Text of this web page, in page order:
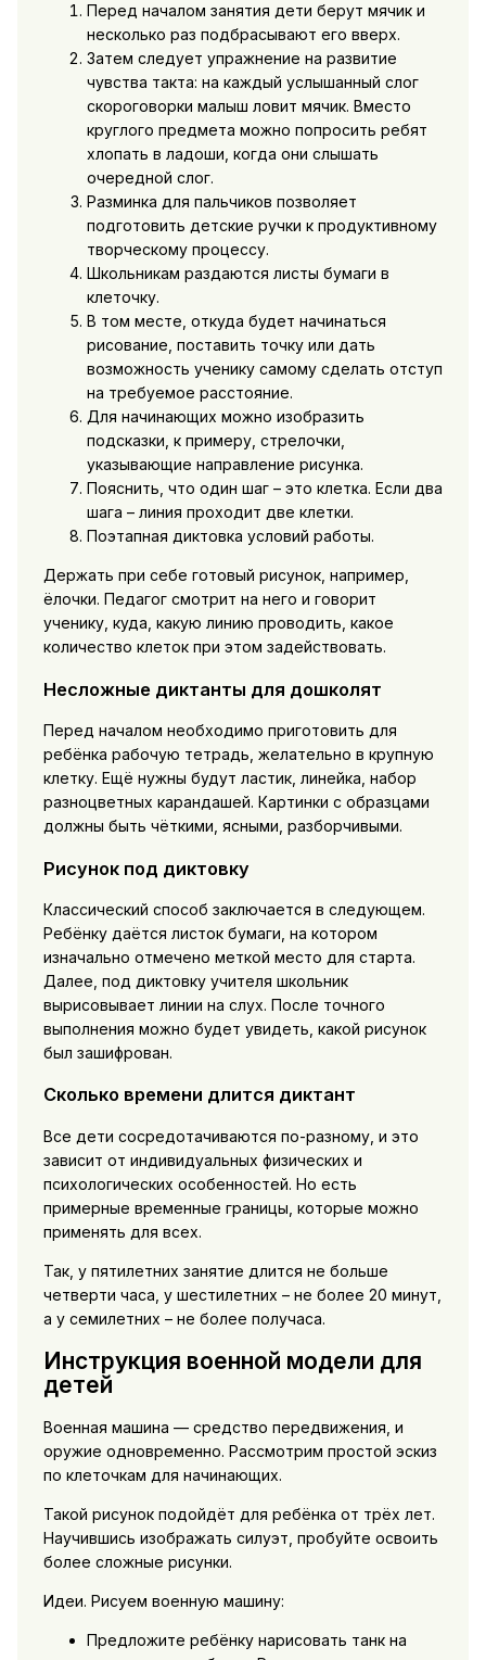
Перед началом занятия дети берут мячик и
несколько раз подбрасывают его вверх.
Затем следует упражнение на развитие
чувства такта: на каждый услышанный слог
скороговорки малыш ловит мячик. Вместо
круглого предмета можно попросить ребят
хлопать в ладоши, когда они слышать
очередной слог.
Разминка для пальчиков позволяет
подготовить детские ручки к продуктивному
творческому процессу.
Школьникам раздаются листы бумаги в
клеточку.
В том месте, откуда будет начинаться
рисование, поставить точку или дать
возможность ученику самому сделать отступ
на требуемое расстояние.
Для начинающих можно изобразить
подсказки, к примеру, стрелочки,
указывающие направление рисунка.
Пояснить, что один шаг – это клетка. Если два
шага – линия проходит две клетки.
Поэтапная диктовка условий работы.
Держать при себе готовый рисунок, например,
ёлочки. Педагог смотрит на него и говорит
ученику, куда, какую линию проводить, какое
количество клеток при этом задействовать.
Несложные диктанты для дошколят
Перед началом необходимо приготовить для
ребёнка рабочую тетрадь, желательно в крупную
клетку. Ещё нужны будут ластик, линейка, набор
разноцветных карандашей. Картинки с образцами
должны быть чёткими, ясными, разборчивыми.
Рисунок под диктовку
Классический способ заключается в следующем.
Ребёнку даётся листок бумаги, на котором
изначально отмечено меткой место для старта.
Далее, под диктовку учителя школьник
вырисовывает линии на слух. После точного
выполнения можно будет увидеть, какой рисунок
был зашифрован.
Сколько времени длится диктант
Все дети сосредотачиваются по-разному, и это
зависит от индивидуальных физических и
психологических особенностей. Но есть
примерные временные границы, которые можно
применять для всех.
Так, у пятилетних занятие длится не больше
четверти часа, у шестилетних – не более 20 минут,
а у семилетних – не более получаса.
Инструкция военной модели для
детей
Военная машина — средство передвижения, и
оружие одновременно. Рассмотрим простой эскиз
по клеточкам для начинающих.
Такой рисунок подойдёт для ребёнка от трёх лет.
Научившись изображать силуэт, пробуйте освоить
более сложные рисунки.
Идеи. Рисуем военную машину:
Предложите ребёнку нарисовать танк на